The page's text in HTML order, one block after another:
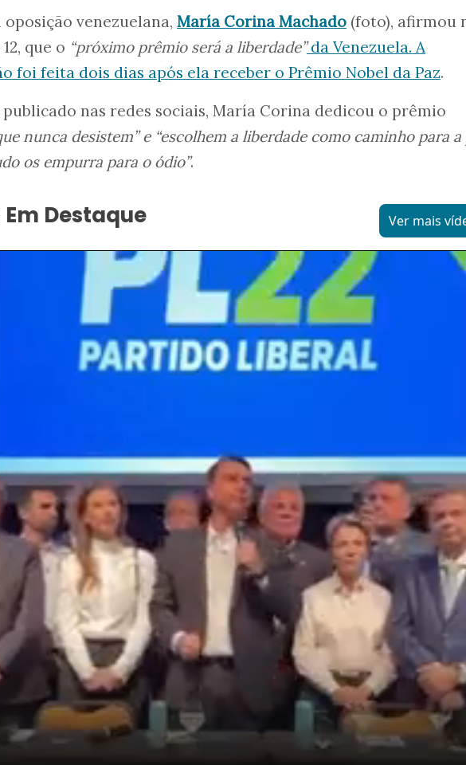
venezuelana, María Corina Machado (foto), afirmou
que o “próximo prêmio será a liberdade”da Venezuela. A
foi feita dois dias após ela receber o Prêmio Nobel da Paz.
nas redes sociais, María Corina dedicou o prêmio
nunca desistem” e “escolhem a liberdade como caminho para a
os empurra para o ódio”.
Destaque Ver mais